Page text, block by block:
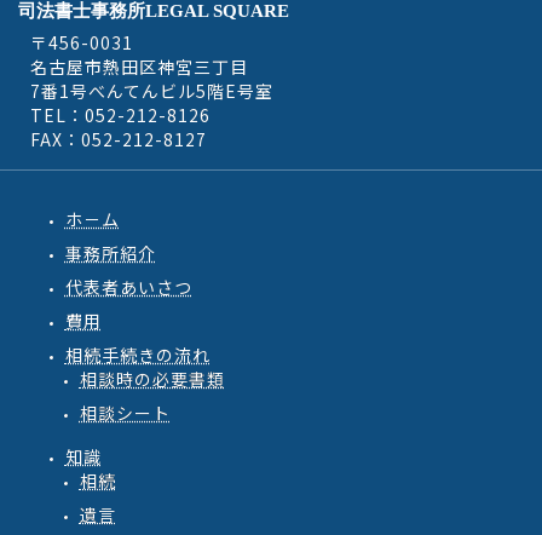
司法書士事務所LEGAL SQUARE
〒456-0031
名古屋市熱田区神宮三丁目
7番1号べんてんビル5階E号室
TEL：052-212-8126
FAX：052-212-8127
ホ－ム
事務所紹介
代表者あいさつ
費用
相続手続きの流れ
相談時の必要書類
相談シート
知識
相続
遺言